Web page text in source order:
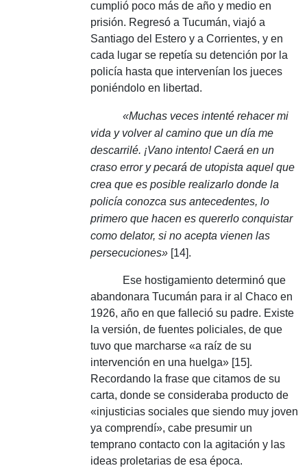
cumplió poco más de año y medio en
prisión. Regresó a Tucumán, viajó a
Santiago del Estero y a Corrientes, y en
cada lugar se repetía su detención por la
policía hasta que intervenían los jueces
poniéndolo en libertad.
«Muchas veces intenté rehacer mi
vida y volver al camino que un día me
descarrilé. ¡Vano intento! Caerá en un
craso error y pecará de utopista aquel que
crea que es posible realizarlo donde la
policía conozca sus antecedentes, lo
primero que hacen es quererlo conquistar
como delator, si no acepta vienen las
persecuciones» [14].
Ese hostigamiento determinó que
abandonara Tucumán para ir al Chaco en
1926, año en que falleció su padre. Existe
la versión, de fuentes policiales, de que
tuvo que marcharse «a raíz de su
intervención en una huelga» [15].
Recordando la frase que citamos de su
carta, donde se consideraba producto de
«injusticias sociales que siendo muy joven
ya comprendí», cabe presumir un
temprano contacto con la agitación y las
ideas proletarias de esa época.